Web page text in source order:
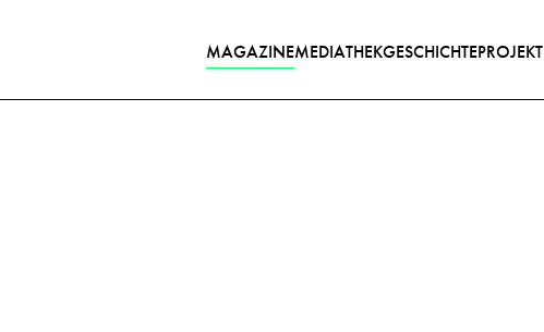
MAGAZINEMEDIATHEKGESCHICHTEPROJEKT